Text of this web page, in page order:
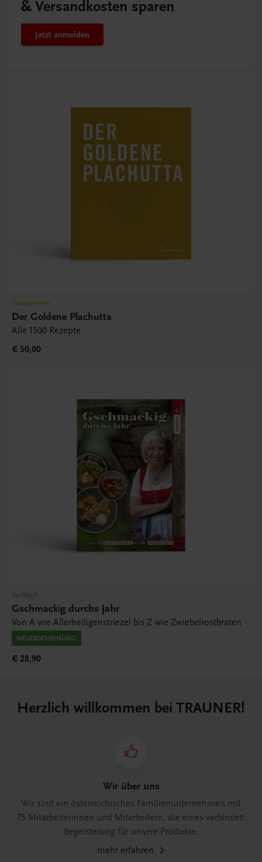
& Versandkosten sparen
Jetzt anmelden
Gastronomie
Der Goldene Plachutta
Alle 1500 Rezepte
€ 50,00
Sachbuch
Gschmackig durchs Jahr
Von A wie Allerheiligenstriezel bis Z wie Zwiebelrostbraten
NEUERSCHEINUNG
€ 28,90
Herzlich willkommen bei TRAUNER!
Wir über uns
Wir sind ein österreichisches Familienunternehmen mit
75 Mitarbeiterinnen und Mitarbeitern, die eines verbindet:
Begeisterung für unsere Produkte.
mehr erfahren